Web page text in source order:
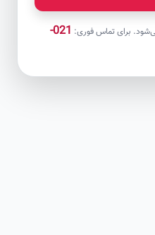
تماس فوری:
021-